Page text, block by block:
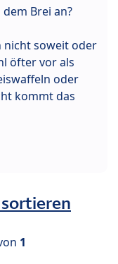
Brei an?
nicht soweit oder
öfter vor als
oder
kommt das
1